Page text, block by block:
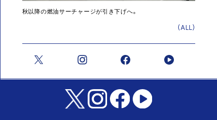
秋以降の燃油サーチャージが引き下げへ。
(ALL)